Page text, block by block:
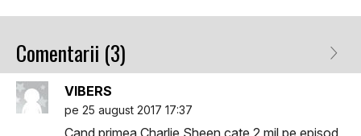
Comentarii (3)
VIBERS
pe 25 august 2017 17:37
Cand primea Charlie Sheen cate 2 mil pe episod